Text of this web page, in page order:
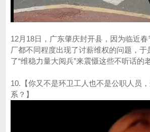
12月18日，广东肇庆封开县，因为临近
厂都不同程度出现了讨薪维权的问题，于
了“维稳力量大阅兵”来震慑这些不听话的
10.【你又不是环卫工人也不是公职人员
系？】